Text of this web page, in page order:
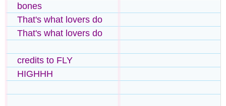
bones
That's what lovers do
That's what lovers do
credits to FLY
HIGHHH